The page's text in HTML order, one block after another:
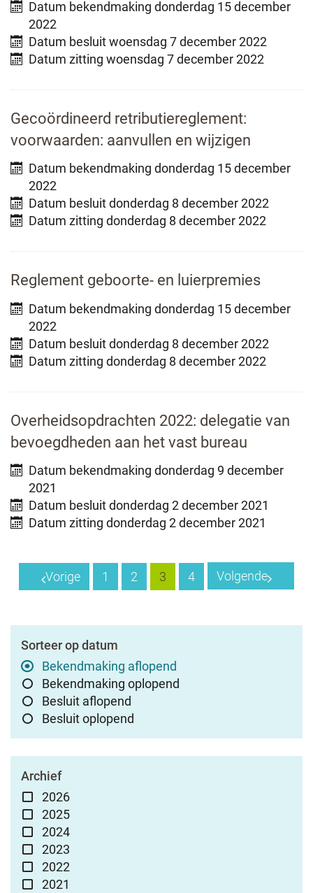
Datum bekendmaking donderdag 15 december
2022
Datum besluitwoensdag 7 december 2022
Datum zitting woensdag 7 december 2022
Gecoördineerd retributiereglement:
voorwaarden: aanvullen en wijzigen
Datum bekendmaking donderdag 15 december
2022
Datum besluitdonderdag 8 december 2022
Datum zitting donderdag 8 december 2022
Reglement geboorte- en luierpremies
Datum bekendmaking donderdag 15 december
2022
Datum besluitdonderdag 8 december 2022
Datum zitting donderdag 8 december 2022
Overheidsopdrachten 2022: delegatie van
bevoegdheden aan het vast bureau
Datum bekendmaking donderdag 9 december
2021
Datum besluitdonderdag 2 december 2021
Datum zitting donderdag 2 december 2021
Vorige 1 2 3 4 Volgende
Sorteer op datum
Bekendmaking aflopend
Bekendmaking oplopend
Besluit aflopend
Besluit oplopend
Archief
2026
2025
2024
2023
2022
2021